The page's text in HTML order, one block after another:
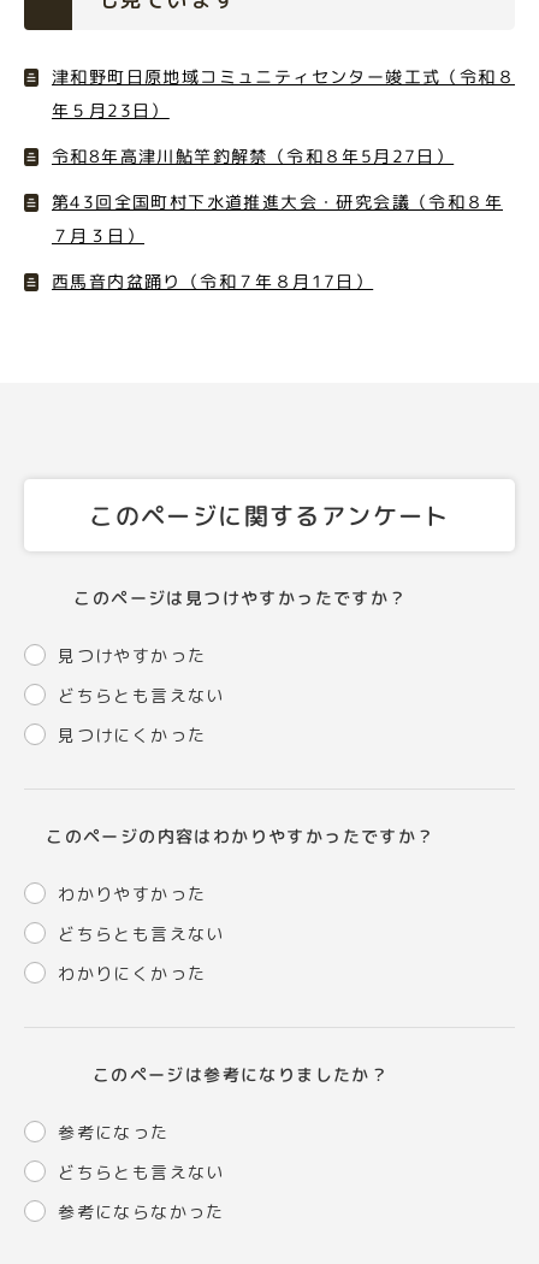
津和野町日原地域コミュニティセンター竣工式（令和８
年５月23日）
令和8年高津川鮎竿釣解禁（令和８年5月27日）
第43回全国町村下水道推進大会・研究会議（令和８年
７月３日）
西馬音内盆踊り（令和７年８月17日）
このページに関するアンケート
このページは見つけやすかったですか？
見つけやすかった
どちらとも言えない
見つけにくかった
このページの内容はわかりやすかったですか？
わかりやすかった
どちらとも言えない
わかりにくかった
このページは参考になりましたか？
参考になった
どちらとも言えない
参考にならなかった